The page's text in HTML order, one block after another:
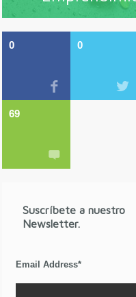
0 0
69
Suscríbete a nuestro
Newsletter.
Email Address*